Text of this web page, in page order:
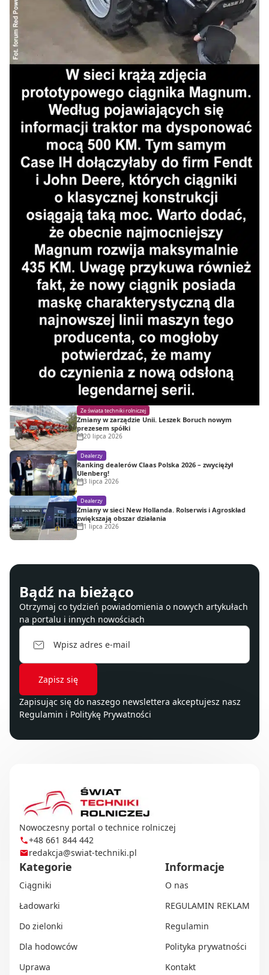
Ze świata techniki rolniczej
Zmiany w zarządzie Unii. Leszek Boruch nowym
prezesem spółki
20 lipca 2026
Dealerzy
Ranking dealerów Claas Polska 2026 – zwyciężył
Ulenberg!
3 lipca 2026
Dealerzy
Zmiany w sieci New Hollanda. Rolserwis i Agroskład
zwiększają obszar działania
1 lipca 2026
Bądź na bieżąco
Otrzymaj co tydzień powiadomienia o nowych artykułach
na portalu i innych nowościach
Zapisując się do naszego newslettera akceptujesz nasz
Regulamin i Politykę Prywatności
Nowoczesny portal o technice rolniczej
+48 661 844 442
redakcja@swiat-techniki.pl
Kategorie
Ciągniki
Ładowarki
Do zielonki
Dla hodowców
Uprawa
Informacje
O nas
REGULAMIN REKLAM
Regulamin
Polityka prywatności
Kontakt